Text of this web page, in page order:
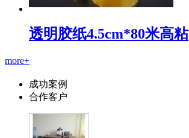
透明胶纸4.5cm*80米高粘
more+
成功案例
合作客户